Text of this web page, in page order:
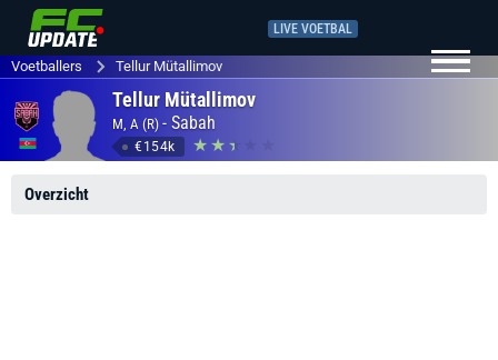
LIVE VOETBAL
Voetballers Tellur Mütallimov
Tellur Mütallimov
M, A (R) - Sabah
€154k
Overzicht